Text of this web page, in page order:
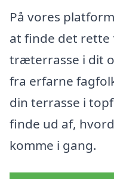
På vores
at finde det
træterrasse i dit
fra erfarne
din terrasse i
finde ud af,
komme i gang.